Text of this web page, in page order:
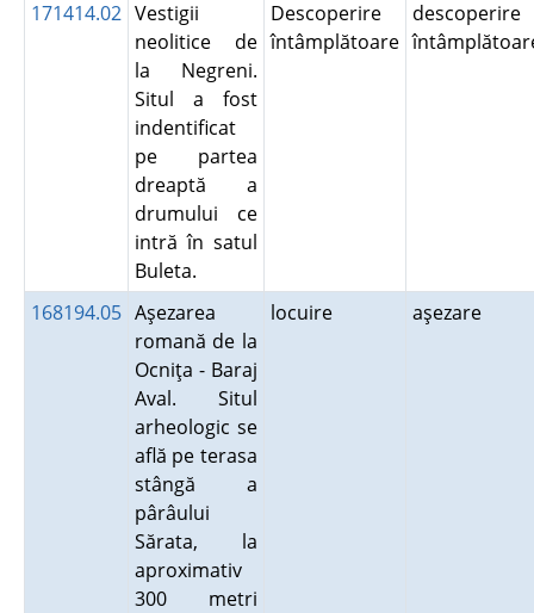
171414.02 Vestigii
neolitice de
la Negreni.
Situl a fost
indentificat
pe partea
dreaptă a
drumului ce
intră în satul
Buleta.
Descoperire
întâmplătoare
descoperire
168194.05 Aşezarea
romană de la
Ocniţa - Baraj
Aval. Situl
arheologic se
află pe terasa
stângă a
pârâului
Sărata, la
aproximativ
300 metri
locuire aşezare